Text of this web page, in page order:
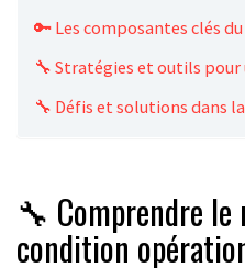
🔑 Les composantes clés du
🔧 Stratégies et outils pour
🔧 Défis et solutions dans
🔧 Comprendre
condition